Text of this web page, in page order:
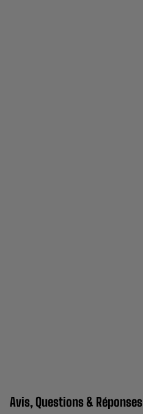
Avis, Questions & Réponses